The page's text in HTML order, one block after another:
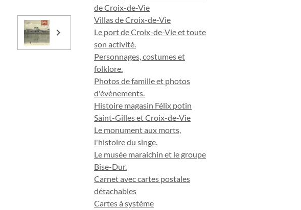
de Croix-de-Vie
Villas de Croix-de-Vie
Le port de Croix-de-Vie et toute
son activité.
Personnages, costumes et
folklore.
Photos de famille et photos
d'évènements.
Histoire magasin Félix potin
Saint-Gilles et Croix-de-Vie
Le monument aux morts,
l'histoire du singe.
Le musée maraichin et le groupe
Bise-Dur.
Carnet avec cartes postales
détachables
Cartes à système